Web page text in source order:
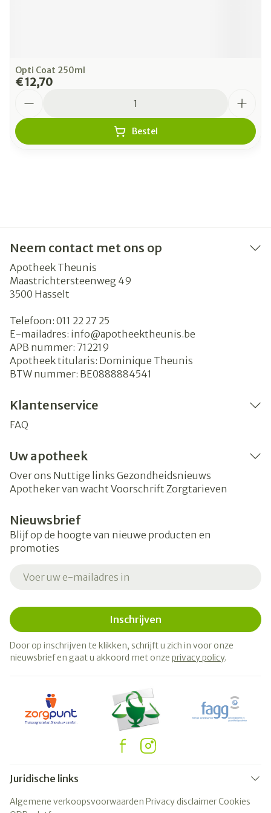
Opti Coat 250ml
€ 12,70
Bestel
Neem contact met ons op
Apotheek Theunis
Maastrichtersteenweg 49
3500 Hasselt
Telefoon: 011 22 27 25
E-mailadres: info@apotheektheunis.be
APB nummer: 712219
Apotheek titularis: Dominique Theunis
BTW nummer: BE0888884541
Klantenservice
FAQ
Uw apotheek
Over ons Nuttige links Gezondheidsnieuws
Apotheker van wacht Voorschrift Zorgtarieven
Nieuwsbrief
Blijf op de hoogte van nieuwe producten en
promoties
Inschrijven
Door op inschrijven te klikken, schrijft u zich in voor onze
nieuwsbrief en gaat u akkoord met onze privacy policy.
Juridische links
Algemene verkoopsvoorwaarden Privacy disclaimerCookies